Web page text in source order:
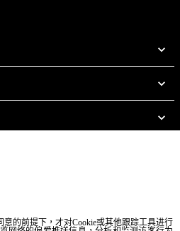
的前提下，才对Cookie或其他跟踪工具进行